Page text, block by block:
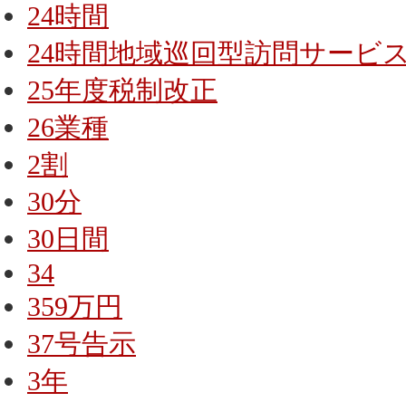
24時間
24時間地域巡回型訪問サービ
25年度税制改正
26業種
2割
30分
30日間
34
359万円
37号告示
3年